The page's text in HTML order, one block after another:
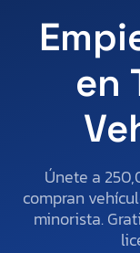
en
Únete a
compran
minorista.